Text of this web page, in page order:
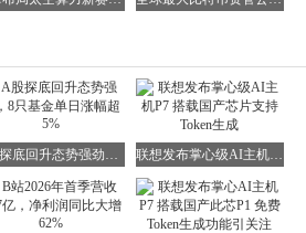
化进程仍存在显著瓶颈。江小涓坦
信息处理领域，在制造业的规模化
她特别指出："工业场景对AI的可靠
A股探底回升态势强劲，8只基金单日涨幅超5% 联想发布掌心级AI主机P7 搭载国产芯片支持Token生成